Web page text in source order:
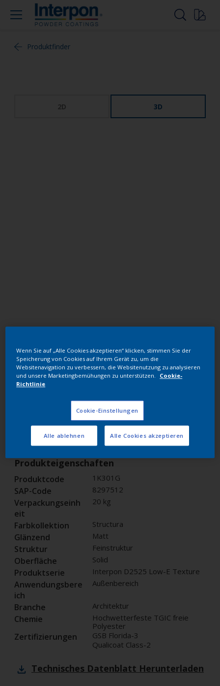
Produktfinder
2D 3D
RAL 6001
1K301G
Muster bestellen
Bestellen Sie direkt im Webshop
Produkteigenschaften
Produktcode 1K301G
SAP-Code 8297512
Verpackungseinh
eit
20 kg
Farbkollektion Structura
Glänzend Matt
Struktur Feinstruktur
Oberfläche Solid
Produktserie Interpon D2525 Low-E Texture
Anwendungsbere
ich
Außenbereich
Branche Architektur
Chemie
Hochwetterfeste TGIC freie
Polyester
Zertifizierungen
GSB Florida-3
Qualicoat Class-2
Technisches Datenblatt Herunterladen
Wenn Sie auf „Alle Cookies akzeptieren“ klicken, stimmen Sie der
Speicherung von Cookies auf Ihrem Gerät zu, um die
Websitenavigation zu verbessern, die Websitenutzung zu analysieren
und unsere Marketingbemühungen zu unterstützen.
Cookie-
Richtlinie
Cookie-Einstellungen
Alle ablehnen Alle Cookies akzeptieren